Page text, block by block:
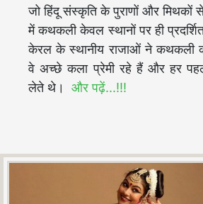
जो हिंदू संस्कृति के पुराणों और मिथकों
में कथकली केवल स्थानों पर ही
केरल के स्थानीय राजाओं ने कथकली
वे अच्छे कला प्रेमी रहे हैं और हर
लेते थे। और पढ़ें...!!!